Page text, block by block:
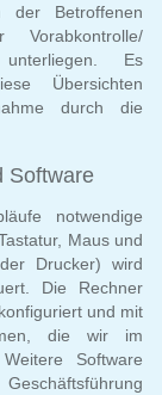
Betroffenen
unterliegen. Es
Übersichten
durch die
Software
notwendige
Maus und
Drucker) wird
Die Rechner
und mit
die wir im
Software